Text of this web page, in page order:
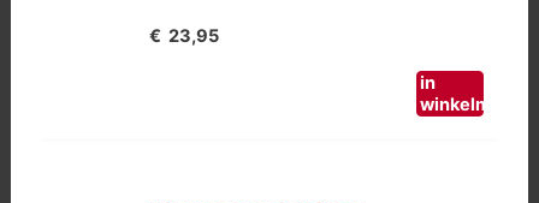
€ 23,95
in
winkelmand